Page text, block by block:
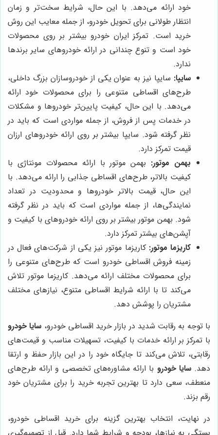
خود ارائه می‌دهد. با این حال، شرایط سخت‌تر و زمان
انتظار طولانی برای تحویل خودرو، از جمله معایب این روش
خرید است. تمرکز ایران خودرو بیشتر بر روی محصولات
خود است و تنوع چندانی در ارائه خودروهای سایر برندها
ندارد.
سایپا: سایپا نیز به عنوان یکی از خودروسازان بزرگ داخلی،
طرح‌های اقساطی متنوعی را برای محصولات خود ارائه
می‌دهد. با این حال، کیفیت پایین‌تر خودروها و مشکلات
در خدمات پس از فروش، از جمله مواردی است که باید در
نظر گرفته شود. سایپا بیشتر بر روی ارائه خودروهای ارزان
قیمت تمرکز دارد.
بهمن موتور: بهمن موتور با ارائه محصولات مونتاژی با
کیفیت بالاتر، طرح‌های اقساطی جذابی را ارائه می‌دهد. با
این حال، قیمت بالاتر خودروها و محدودیت در تعداد
نمایندگی‌ها، از جمله مواردی است که باید در نظر گرفته
شود. بهمن موتور بیشتر بر روی ارائه خودروهای با کیفیت و
آپشن‌های بیشتر تمرکز دارد.
کاریزما موتور: کاریزما موتور نیز یکی از شرکت‌های فعال در
زمینه فروش اقساطی خودرو است که طرح‌های متنوعی را
برای محصولات مختلف ارائه می‌دهد. کاریزما موتور تلاش
می‌کند تا با ارائه شرایط اقساطی متنوع، نیازهای مختلف
مشتریان را پوشش دهد.
با توجه به رقابت شدید در بازار خرید اقساطی خودرو، سایا خودرو
با تمرکز بر ارائه خدمات با کیفیت، تسهیلات مناسب و قیمت‌های
رقابتی، تلاش می‌کند تا جایگاه خود را در این بازار حفظ و ارتقا
دهد.سایا خودرو با ارائه مشاوره‌های تخصصی و ارائه طرح‌های
منعطف، سعی دارد تا بهترین تجربه خرید را برای مشتریان خود
رقم بزند.
در نهایت، انتخاب بهترین گزینه برای خرید اقساطی خودرو،